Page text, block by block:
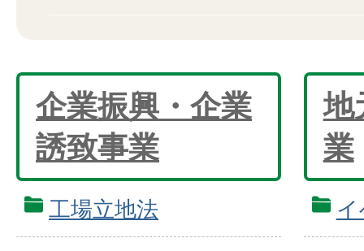
企業振興・企業
誘致事業
工場立地法
地
業